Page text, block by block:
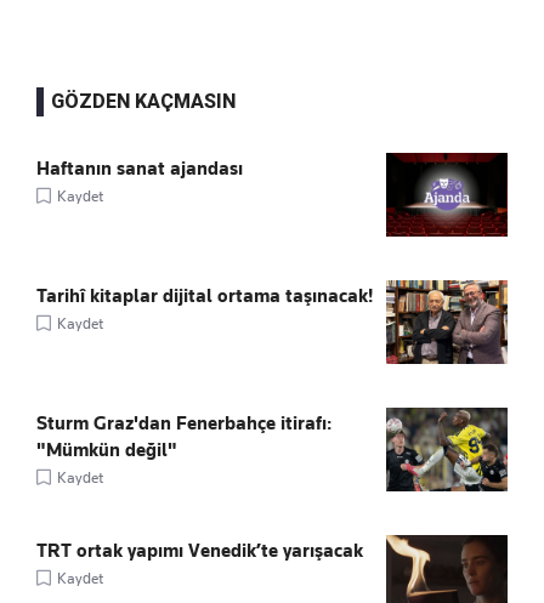
GÖZDEN KAÇMASIN
Haftanın sanat ajandası
Kaydet
Tarihî kitaplar dijital ortama taşınacak!
Kaydet
Sturm Graz'dan Fenerbahçe itirafı:
"Mümkün değil"
Kaydet
TRT ortak yapımı Venedik’te yarışacak
Kaydet